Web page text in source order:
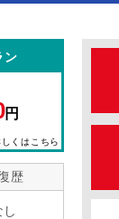
バックカメラ
ン
円
くはこちら
歴
し